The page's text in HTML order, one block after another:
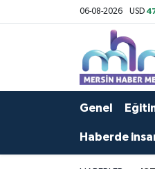
06-08-2026 USD
Genel
Haberde
Ekonomi
Mersin Hava Durumu
Mersin Trafik
Tüm Manşetler